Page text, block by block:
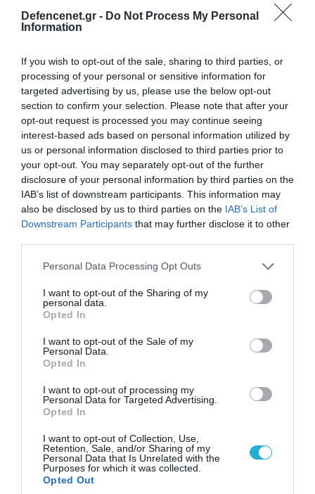
Defencenet.gr - Do Not Process My Personal
Information
If you wish to opt-out of the sale, sharing to third parties, or
processing of your personal or sensitive information for
targeted advertising by us, please use the below opt-out
section to confirm your selection. Please note that after your
opt-out request is processed you may continue seeing
interest-based ads based on personal information utilized by
us or personal information disclosed to third parties prior to
your opt-out. You may separately opt-out of the further
disclosure of your personal information by third parties on the
IAB’s list of downstream participants. This information may
also be disclosed by us to third parties on the IAB’s List of
Downstream Participants that may further disclose it to other
Please note that this website/app uses one or more Google
not limited to your visit or usage behaviour. You may click to
grant or deny consent to Google and its third-party tags to
use your data for below specified purposes in below Google
consent section.
Personal Data Processing Opt Outs
I want to opt-out of the Sharing of my
personal data.
Opted In
I want to opt-out of the Sale of my
Personal Data.
Opted In
I want to opt-out of processing my
Personal Data for Targeted Advertising.
Opted In
I want to opt-out of Collection, Use,
Retention, Sale, and/or Sharing of my
Personal Data that Is Unrelated with the
Purposes for which it was collected.
Opted Out
07.08.2026 | 23:02
«Μούδιασε» η Naftogaz που βλέπει κρύο
χειμώνα στο Κίεβο: Οι Ρώσοι διέλυσαν 7
εγκαταστάσεις του ουκρανικού κολοσσού!
08.08.2026 | 09:02
«Η απόλυτη τραγωδία»: Η «αιχμηρή» ανάρτηση